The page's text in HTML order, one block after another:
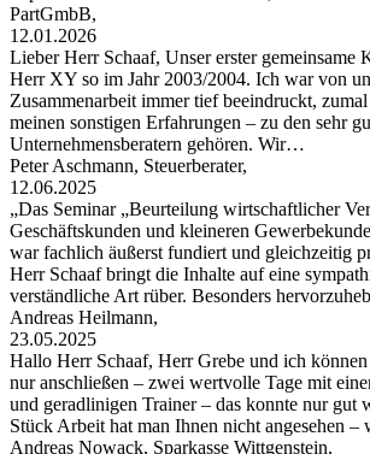
PartGmbB,
12.01.2026
Lieber Herr Schaaf, Unser erster gemeinsame
Herr XY so im Jahr 2003/2004. Ich war von
Zusammenarbeit immer tief beeindruckt,
meinen sonstigen Erfahrungen – zu den sehr
Unternehmensberatern gehören. Wir…
Peter Aschmann, Steuerberater,
12.06.2025
„Das Seminar „Beurteilung wirtschaftlicher
Geschäftskunden und kleineren
war fachlich äußerst fundiert und gleichzeitig
Herr Schaaf bringt die Inhalte auf eine
verständliche Art rüber. Besonders
Andreas Heilmann,
23.05.2025
Hallo Herr Schaaf, Herr Grebe und ich
nur anschließen – zwei wertvolle Tage mit
und geradlinigen Trainer – das konnte nur gut
Stück Arbeit hat man Ihnen nicht angesehen
Andreas Nowack, Sparkasse Wittgenstein,